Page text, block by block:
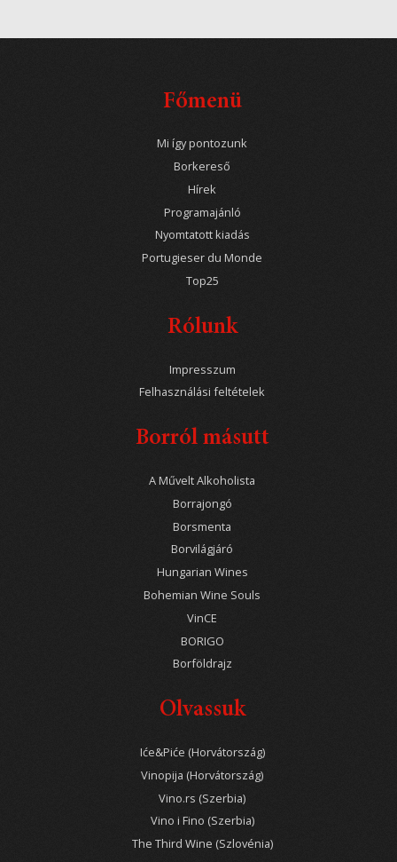
Főmenü
Mi így pontozunk
Borkereső
Hírek
Programajánló
Nyomtatott kiadás
Portugieser du Monde
Top25
Rólunk
Impresszum
Felhasználási feltételek
Borról másutt
A Művelt Alkoholista
Borrajongó
Borsmenta
Borvilágjáró
Hungarian Wines
Bohemian Wine Souls
VinCE
BORIGO
Borföldrajz
Olvassuk
Iće&Piće (Horvátország)
Vinopija (Horvátország)
Vino.rs (Szerbia)
Vino i Fino (Szerbia)
The Third Wine (Szlovénia)